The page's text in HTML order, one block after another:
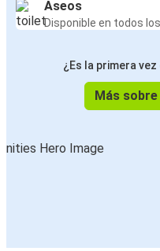
Aseos
Disponible en todos
¿Es la primera
Más